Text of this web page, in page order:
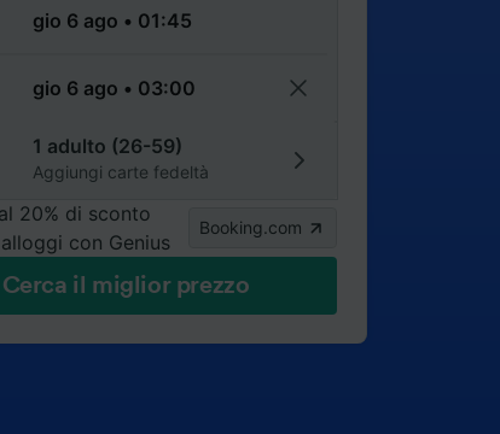
1 adulto (26-59)
Aggiungi carte fedeltà
20% di sconto
con Genius
Booking.com
Cerca il miglior prezzo